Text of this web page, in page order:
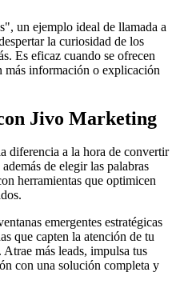
un ejemplo ideal de llamada a
la curiosidad de los
Es eficaz cuando se ofrecen
más información o explicación
Jivo Marketing
diferencia a la hora de convertir
de elegir las palabras
herramientas que optimicen
emergentes estratégicas
que capten la atención de tu
más leads, impulsa tus
con una solución completa y